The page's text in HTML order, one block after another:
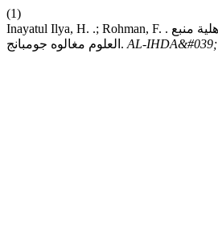
(1)
Inayatul Ilya, H. .; Rohman, F. . فعالية طريقة أمثلتي للمبتدئين لترقية إتقان القواعد في تعليم اللغة العربية في المدرسة العالية الإسلامية الأهلية منبع
العلوم مغالوه جومبانج. AL-IHDA&#039;